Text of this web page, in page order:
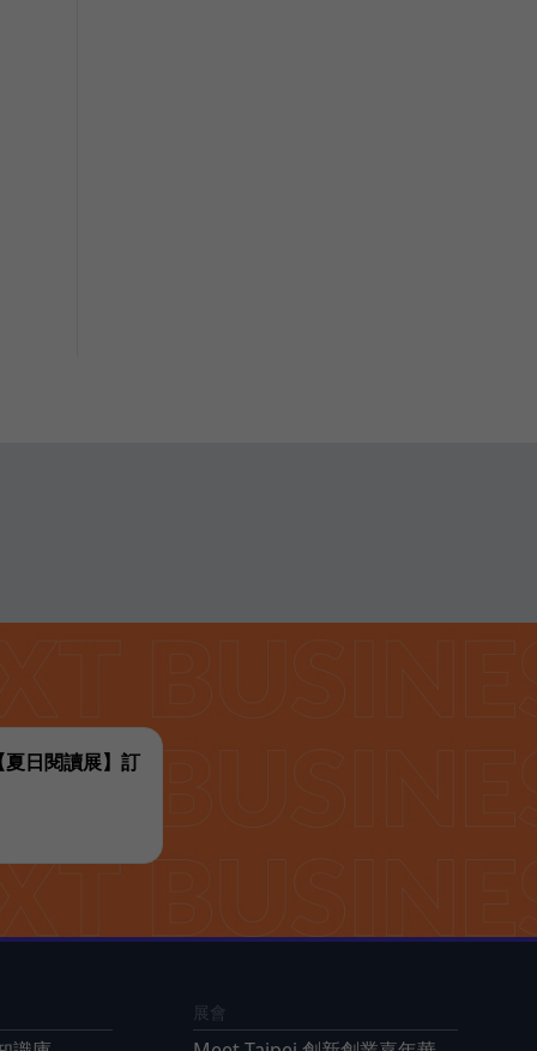
日閱讀展】訂
展會